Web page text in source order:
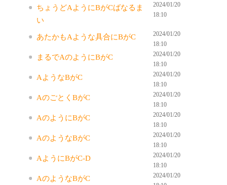
ちょうどAようにBがCばなるま
い
2024/01/20
18:10
あたかもAような具合にBがC
2024/01/20
18:10
まるでAのようにBがC
2024/01/20
18:10
AようなBがC
2024/01/20
18:10
AのごとくBがC
2024/01/20
18:10
AのようにBがC
2024/01/20
18:10
AのようなBがC
2024/01/20
18:10
AようにBがC-D
2024/01/20
18:10
AのようなBがC
2024/01/20